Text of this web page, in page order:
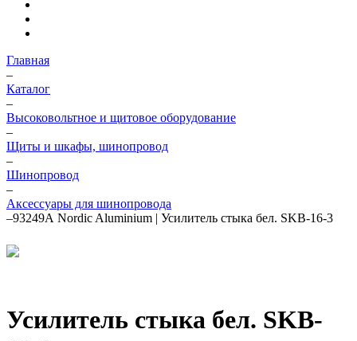
Главная
–
Каталог
–
Высоковольтное и щитовое оборудование
–
Щиты и шкафы, шинопровод
–
Шинопровод
–
Аксессуары для шинопровода
–93249А Nordic Aluminium | Усилитель стыка бел. SKB-16-3
Усилитель стыка бел. SKB-